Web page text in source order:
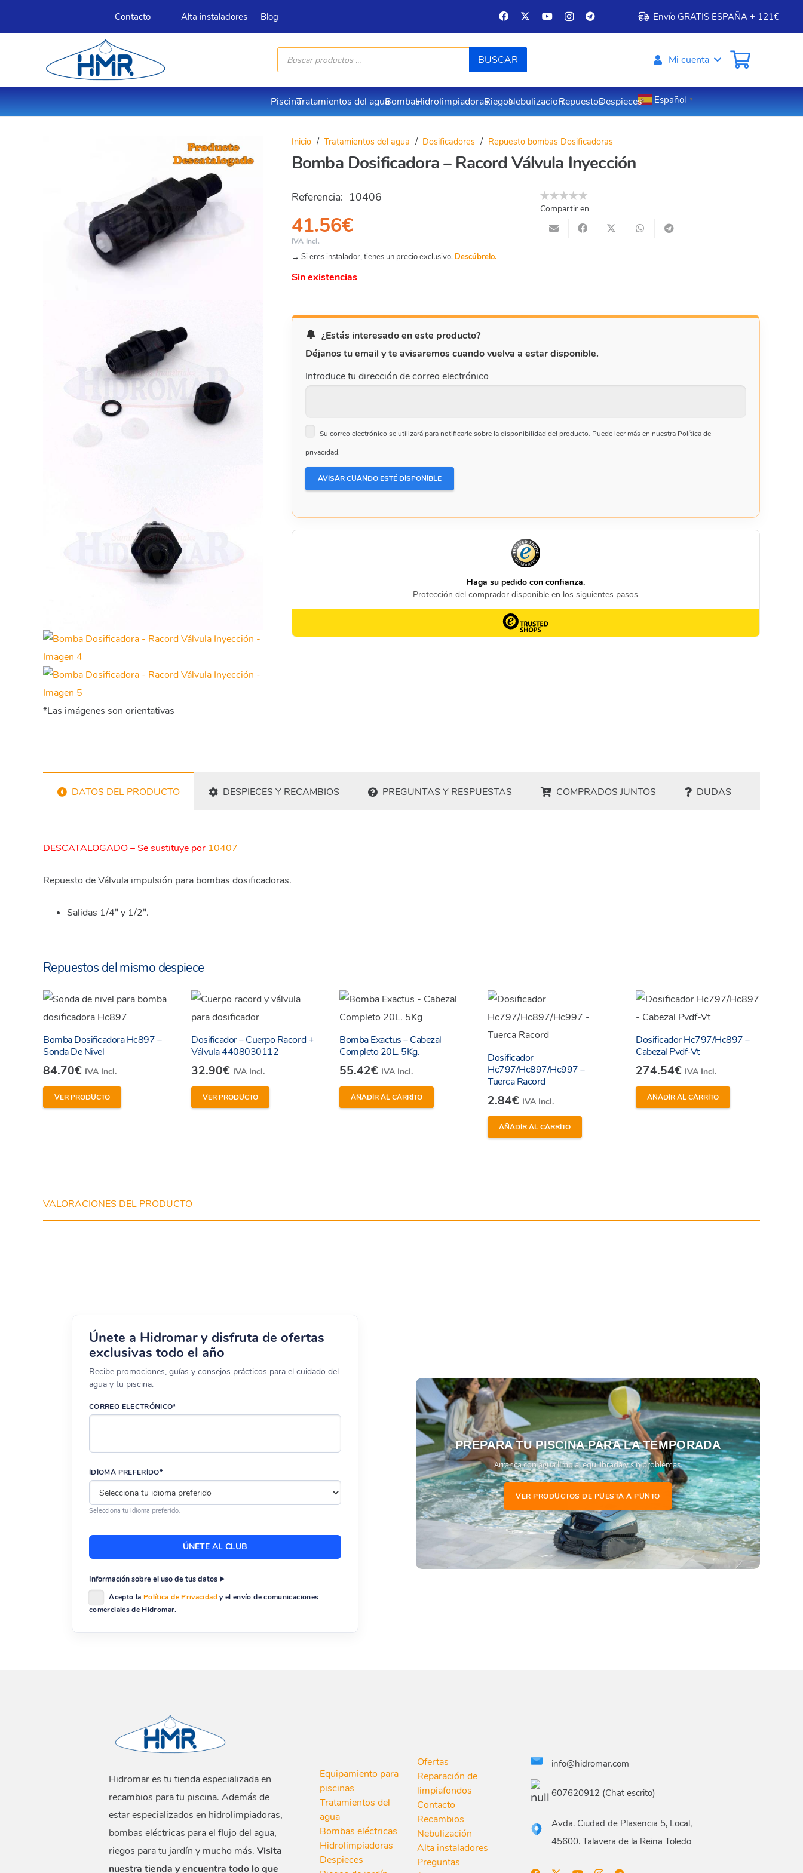
Contacto Alta instaladores Blog Envío GRATIS ESPAÑA + 121€
Búsqueda
productos
BUSCAR Mi cuenta
PiscinaTratamientos del aguaBombasHidrolimpiadorasRiegosNebulizacionRepuestosDespieces Español ▼
*Las imágenes son orientativas
Inicio / Tratamientos del agua / Dosificadores / Repuesto bombas Dosificadoras
Bomba Dosificadora – Racord Válvula Inyección
Referencia: 10406
41.56€
IVA Incl.
→ Si eres instalador, tienes un precio exclusivo. Descúbrelo.
Sin existencias
Compartir en
¿Estás interesado en este producto?
Déjanos tu email y te avisaremos cuando vuelva a estar disponible.
Introduce tu dirección de correo electrónico
Su correo electrónico se utilizará para notificarle sobre la disponibilidad del producto. Puede leer más en nuestra Política de
privacidad.
DATOS DEL PRODUCTO DESPIECES Y RECAMBIOS PREGUNTAS Y RESPUESTAS COMPRADOS JUNTOS DUDAS
DESCATALOGADO – Se sustituye por 10407
Repuesto de Válvula impulsión para bombas dosificadoras.
Salidas 1/4″ y 1/2″.
Repuestos del mismo despiece
Bomba Dosificadora Hc897 –
Sonda De Nivel
84.70€ IVA Incl.
VER PRODUCTO
Dosificador – Cuerpo Racord +
Válvula 4408030112
32.90€ IVA Incl.
VER PRODUCTO
Bomba Exactus – Cabezal
Completo 20L. 5Kg.
55.42€ IVA Incl.
AÑADIR AL CARRITO
Dosificador
Hc797/Hc897/Hc997 –
Tuerca Racord
2.84€ IVA Incl.
AÑADIR AL CARRITO
Dosificador Hc797/Hc897 –
Cabezal Pvdf-Vt
274.54€ IVA Incl.
AÑADIR AL CARRITO
VALORACIONES DEL PRODUCTO
Únete a Hidromar y disfruta de ofertas
exclusivas todo el año
Recibe promociones, guías y consejos prácticos para el cuidado del
agua y tu piscina.
CORREO ELECTRÓNICO*
IDIOMA PREFERIDO*
Selecciona tu idioma preferido.
Información sobre el uso de tus datos
Acepto la Política de Privacidady el envío de comunicaciones
comerciales de Hidromar.
PREPARA TU PISCINA PARA LA TEMPORADA
Arranca con agua limpia, equilibrada y sin problemas.
VER PRODUCTOS DE PUESTA A PUNTO
Hidromar es tu tienda especializada en
recambios para tu piscina. Además de
estar especializados en hidrolimpiadoras,
bombas eléctricas para el flujo del agua,
riegos para tu jardín y mucho más. Visita
nuestra tienda y encuentra todo lo que
Equipamiento para
piscinas
Tratamientos del
agua
Bombas eléctricas
Hidrolimpiadoras
Despieces
Ofertas
Reparación de
limpiafondos
Contacto
Recambios
Nebulización
Alta instaladores
Preguntas
info@hidromar.com
607620912 (Chat escrito)
Avda. Ciudad de Plasencia 5, Local,
45600. Talavera de la Reina Toledo